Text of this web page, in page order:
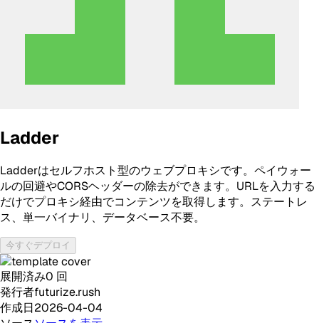
Ladder
Ladderはセルフホスト型のウェブプロキシです。ペイウォー
ルの回避やCORSヘッダーの除去ができます。URLを入力する
だけでプロキシ経由でコンテンツを取得します。ステートレ
ス、単一バイナリ、データベース不要。
今すぐデプロイ
展開済み0 回
発行者futurize.rush
作成日2026-04-04